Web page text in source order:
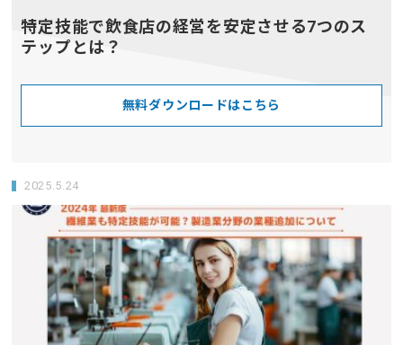
特定技能で飲食店の経営を安定させる7つのス
テップとは？
無料ダウンロードはこちら
2025.5.24